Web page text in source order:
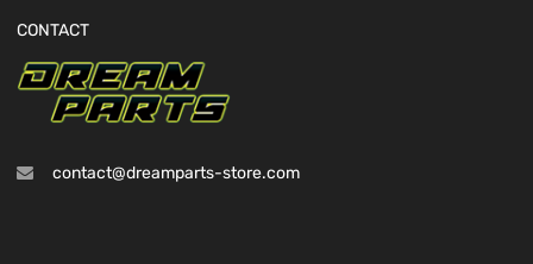
CONTACT
contact@dreamparts-store.com